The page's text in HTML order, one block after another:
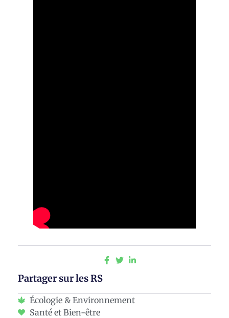
Partager sur les RS
Écologie & Environnement
Santé et Bien-être